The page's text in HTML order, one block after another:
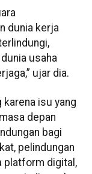
dunia kerja
usaha
ujar dia.
isu yang
depan
bagi
pelindungan
platform digital,